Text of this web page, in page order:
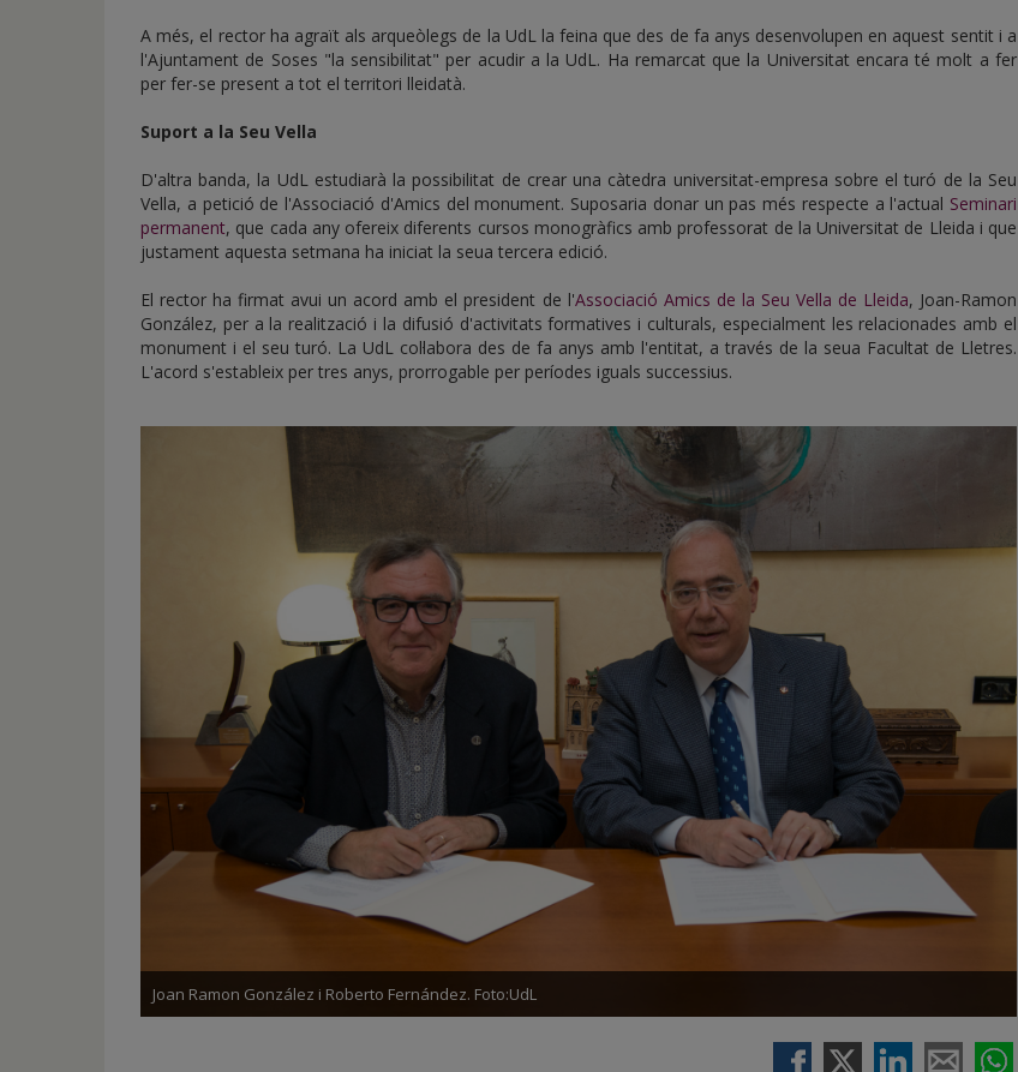
A més, el rector ha agraït als arqueòlegs de la UdL la feina que des de fa anys desenvolupen en aquest sentit i a
l'Ajuntament de Soses "la sensibilitat" per acudir a la UdL. Ha remarcat que la Universitat encara té molt a fer
per fer-se present a tot el territori lleidatà.
Suport a la Seu Vella
D'altra banda, la UdL estudiarà la possibilitat de crear una càtedra universitat-empresa sobre el turó de la Seu
Vella, a petició de l'Associació d'Amics del monument. Suposaria donar un pas més respecte a l'actual Seminari
permanent, que cada any ofereix diferents cursos monogràfics amb professorat de la Universitat de Lleida i que
justament aquesta setmana ha iniciat la seua tercera edició.
El rector ha firmat avui un acord amb el president de l'Associació Amics de la Seu Vella de Lleida, Joan-Ramon
González, per a la realització i la difusió d'activitats formatives i culturals, especialment les relacionades amb el
monument i el seu turó. La UdL col·labora des de fa anys amb l'entitat, a través de la seua Facultat de Lletres.
L'acord s'estableix per tres anys, prorrogable per períodes iguals successius.
Joan Ramon González i Roberto Fernández. Foto:UdL